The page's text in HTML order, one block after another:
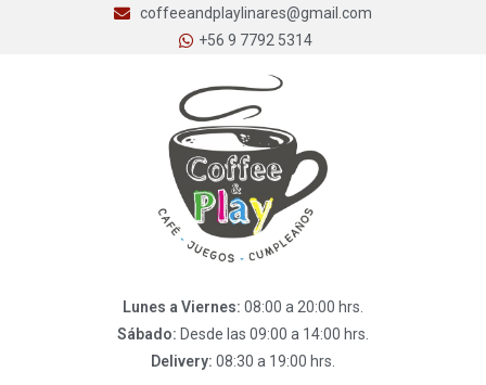
coffeeandplaylinares@gmail.com
+56 9 7792 5314
Lunes a Viernes: 08:00 a 20:00 hrs.
Sábado: Desde las 09:00 a 14:00 hrs.
Delivery: 08:30 a 19:00 hrs.